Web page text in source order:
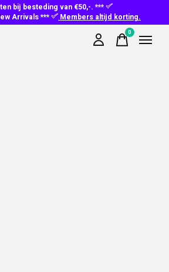
bij besteding van €50,-. ***
Arrivals ***
Members altijd korting.
0items